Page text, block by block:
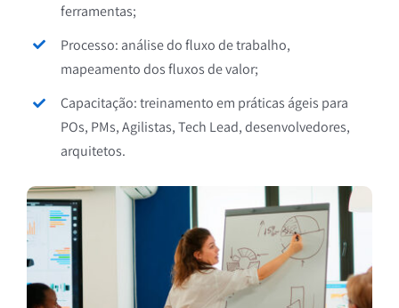
ferramentas;
Processo: análise do fluxo de trabalho,
mapeamento dos fluxos de valor;
Capacitação: treinamento em práticas ágeis para
POs, PMs, Agilistas, Tech Lead, desenvolvedores,
arquitetos.